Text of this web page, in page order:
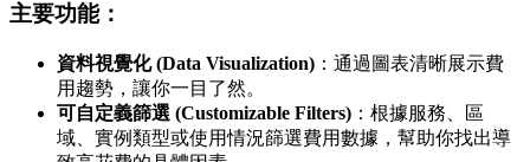
主要功能：
資料視覺化 (Data Visualization) ：通過圖表清晰展示費
用趨勢，讓你一目了然。
可自定義篩選 (Customizable Filters) ：根據服務、區
域、實例類型或使用情況篩選費用數據，幫助你找出導